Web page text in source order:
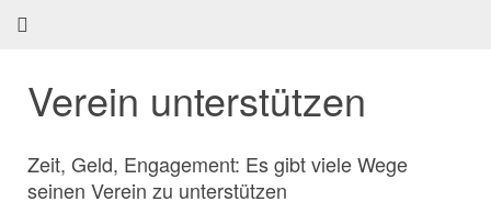
Verein unterstützen
Zeit, Geld, Engagement: Es gibt viele Wege
seinen Verein zu unterstützen